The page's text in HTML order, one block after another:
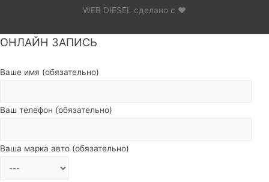
WEB DIESEL сделано с ❤
Пролистать
ОНЛАЙН ЗАПИСЬ
Ваше имя (обязательно)
Ваш телефон (обязательно)
Ваша марка авто (обязательно)